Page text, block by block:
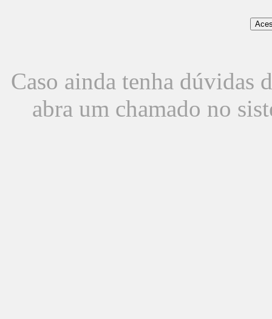
Caso ainda tenha dúvidas
abra um chamado no